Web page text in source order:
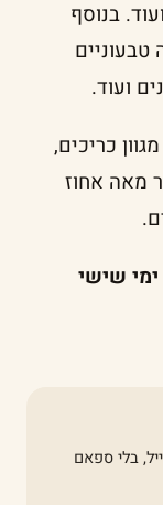
בנוסף
ועוד.
כריכים,
מאה אחוז
שישי
בלי ספאם